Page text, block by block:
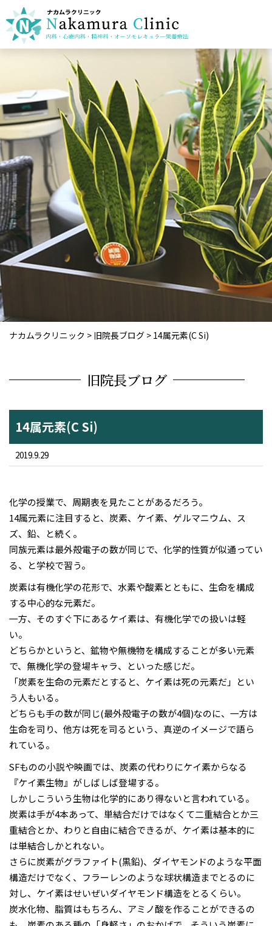
ナカムラクリニック > 旧院長ブログ > 14属元素(C Si)
旧院長ブログ
14属元素(C Si)
2019.9.29
化学の授業で、周期表を見たことがあるだろう。
14属元素に注目すると、炭素、ケイ素、ゲルマニウム、ス
ズ、鉛、と続く。
同族元素は最外殻電子の数が同じで、化学的性質が似通ってい
る、と学校で習う。
炭素は有機化学の花形で、水素や酸素とともに、生命を構成
する中心的な元素だ。
一方、そのすぐ下にあるケイ素は、有機化学での扱いは軽
い。
どちらかというと、鉱物や無機物を構成することが多い元素
で、無機化学の登場キャラ、といった感じだ。
「炭素を生命の元素だとすると、ケイ素は死の元素だ」とい
う人もいる。
どちらも手の数が同じ(最外殻電子の数が4個)なのに、一方は
生命を司り、他方は死を司るという、真逆のイメージで語ら
れている。
SFものの小説や映画では、炭素の代わりにケイ素からなる
『ケイ素生物』がしばしば登場する。
しかしこういう生物は化学的にあり得ないと言われている。
炭素は手が4本あって、単結合だけではなくて二重結合とか三
重結合とか、わりと自由に結合できるが、ケイ素は基本的に
は単結合しかとれない。
さらに炭素がグラファイト(黒鉛)、ダイヤモンドのような平面
構造だけでなく、フラーレンのような球状構造までとるのに
対し、ケイ素はせいぜいダイヤモンド構造をとるくらい。
炭水化物、脂質はもちろん、アミノ酸を作ることができるの